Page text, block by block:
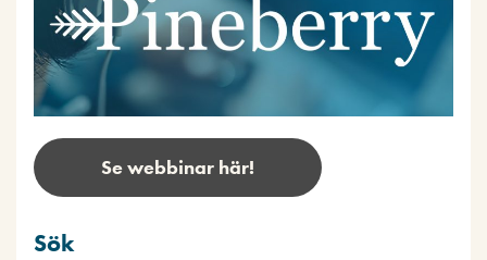
Se webbinar här!
Sök